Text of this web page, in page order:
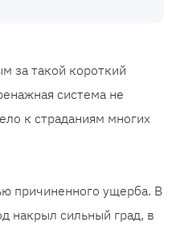
за такой короткий
система не
к страданиям многих
причиненного ущерба. В
накрыл сильный град, в